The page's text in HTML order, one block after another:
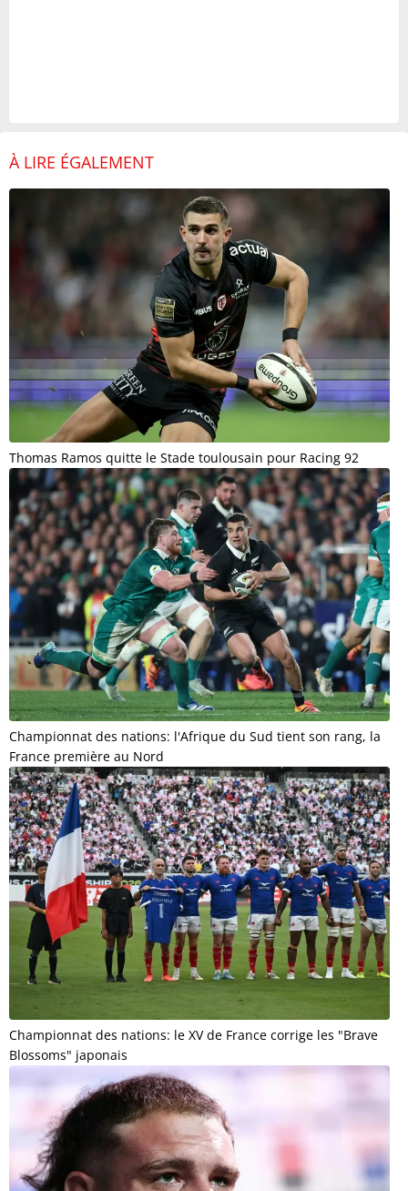
À LIRE ÉGALEMENT
Thomas Ramos quitte le Stade toulousain pour Racing 92
Championnat des nations: l'Afrique du Sud tient son rang, la
France première au Nord
Championnat des nations: le XV de France corrige les "Brave
Blossoms" japonais